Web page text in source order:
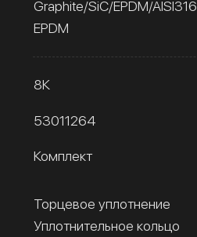
Graphite/SiC/EPDM/AISI316
EPDM
8К
53011264
Комплект
Торцевое уплотнение
Уплотнительное кольцо